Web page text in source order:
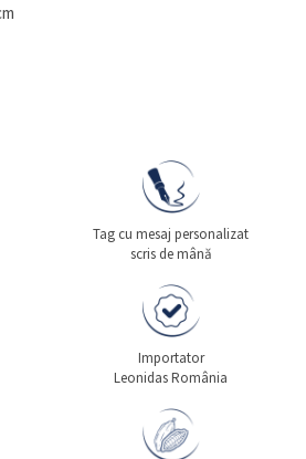
Tag cu mesaj personalizat
scris de mână
Importator
Leonidas România